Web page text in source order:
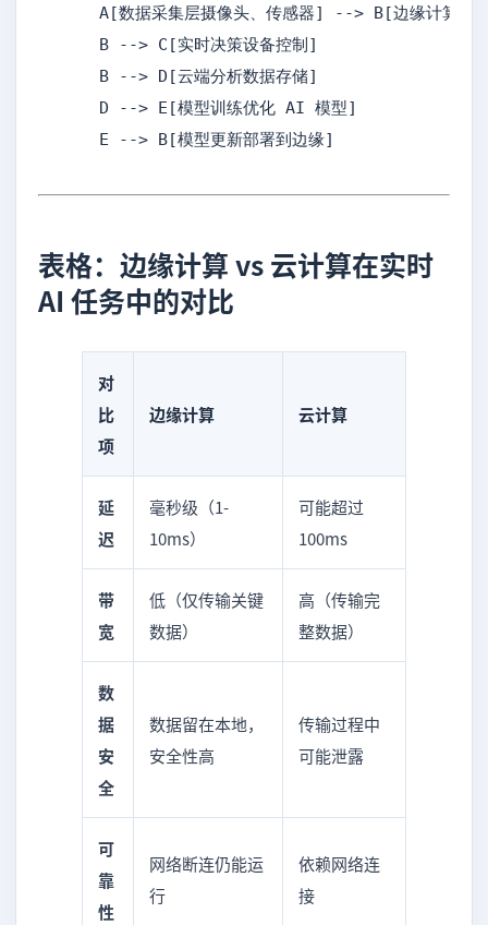
A[数据采集层摄像头、传感器] --> B[边缘计算层
    B --> C[实时决策设备控制]
    B --> D[云端分析数据存储]
    D --> E[模型训练优化 AI 模型]
    E --> B[模型更新部署到边缘]
表格：边缘计算 vs 云计算在实时
AI 任务中的对比
对
比
项
边缘计算 云计算
延
迟
毫秒级（1-
10ms）
可能超过
100ms
带
宽
低（仅传输关键
数据）
高（传输完
整数据）
数
据
安
全
数据留在本地，
安全性高
传输过程中
可能泄露
可
靠
性
网络断连仍能运
行
依赖网络连
接